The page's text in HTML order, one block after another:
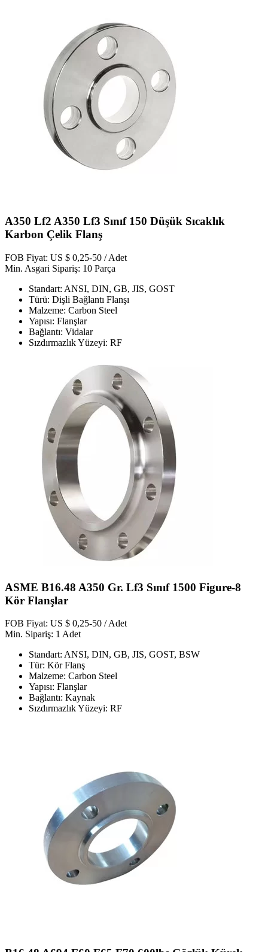
A350 Lf2 A350 Lf3 Sınıf 150 Düşük Sıcaklık
Karbon Çelik Flanş
FOB Fiyat: US $ 0,25-50 / Adet
Min. Asgari Sipariş: 10 Parça
Standart: ANSI, DIN, GB, JIS, GOST
Türü: Dişli Bağlantı Flanşı
Malzeme: Carbon Steel
Yapısı: Flanşlar
Bağlantı: Vidalar
Sızdırmazlık Yüzeyi: RF
ASME B16.48 A350 Gr. Lf3 Sınıf 1500 Figure-8
Kör Flanşlar
FOB Fiyat: US $ 0,25-50 / Adet
Min. Sipariş: 1 Adet
Standart: ANSI, DIN, GB, JIS, GOST, BSW
Tür: Kör Flanş
Malzeme: Carbon Steel
Yapısı: Flanşlar
Bağlantı: Kaynak
Sızdırmazlık Yüzeyi: RF